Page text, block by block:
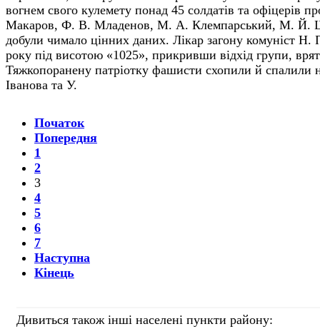
вогнем свого кулемету понад 45 солдатів та офіцерів
Макаров, Ф. В. Младенов, М. А. Клемпарський, М. Й.
добули чимало цінних даних. Лікар загону комуніст
року під висотою «1025», прикривши відхід групи,
Тяжкопоранену патріотку фашисти схопили й спалили
Іванова та У.
Початок
Попередня
1
2
3
4
5
6
7
Наступна
Кінець
Дивиться також інші населені пункти району: